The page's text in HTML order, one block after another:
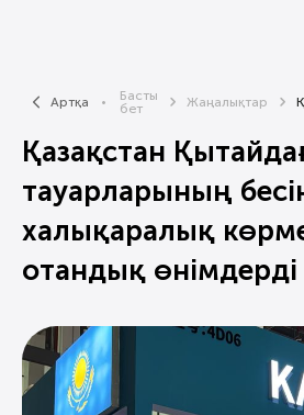
Артқа
Басты
бет
Жаңалықтар
Қазақстан
тауарларының
халықаралық
отандық